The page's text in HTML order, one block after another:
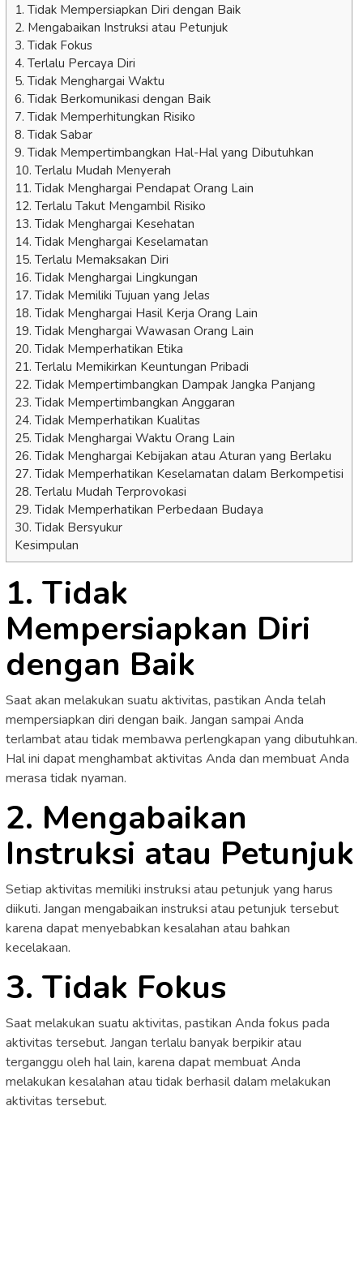
1. Tidak Mempersiapkan Diri dengan Baik
2. Mengabaikan Instruksi atau Petunjuk
3. Tidak Fokus
4. Terlalu Percaya Diri
5. Tidak Menghargai Waktu
6. Tidak Berkomunikasi dengan Baik
7. Tidak Memperhitungkan Risiko
8. Tidak Sabar
9. Tidak Mempertimbangkan Hal-Hal yang Dibutuhkan
10. Terlalu Mudah Menyerah
11. Tidak Menghargai Pendapat Orang Lain
12. Terlalu Takut Mengambil Risiko
13. Tidak Menghargai Kesehatan
14. Tidak Menghargai Keselamatan
15. Terlalu Memaksakan Diri
16. Tidak Menghargai Lingkungan
17. Tidak Memiliki Tujuan yang Jelas
18. Tidak Menghargai Hasil Kerja Orang Lain
19. Tidak Menghargai Wawasan Orang Lain
20. Tidak Memperhatikan Etika
21. Terlalu Memikirkan Keuntungan Pribadi
22. Tidak Mempertimbangkan Dampak Jangka Panjang
23. Tidak Mempertimbangkan Anggaran
24. Tidak Memperhatikan Kualitas
25. Tidak Menghargai Waktu Orang Lain
26. Tidak Menghargai Kebijakan atau Aturan yang Berlaku
27. Tidak Memperhatikan Keselamatan dalam Berkompetisi
28. Terlalu Mudah Terprovokasi
29. Tidak Memperhatikan Perbedaan Budaya
30. Tidak Bersyukur
Kesimpulan
1. Tidak
Mempersiapkan Diri
dengan Baik
Saat akan melakukan suatu aktivitas, pastikan Anda telah
mempersiapkan diri dengan baik. Jangan sampai Anda
terlambat atau tidak membawa perlengkapan yang dibutuhkan.
Hal ini dapat menghambat aktivitas Anda dan membuat Anda
merasa tidak nyaman.
2. Mengabaikan
Instruksi atau Petunjuk
Setiap aktivitas memiliki instruksi atau petunjuk yang harus
diikuti. Jangan mengabaikan instruksi atau petunjuk tersebut
karena dapat menyebabkan kesalahan atau bahkan
kecelakaan.
3. Tidak Fokus
Saat melakukan suatu aktivitas, pastikan Anda fokus pada
aktivitas tersebut. Jangan terlalu banyak berpikir atau
terganggu oleh hal lain, karena dapat membuat Anda
melakukan kesalahan atau tidak berhasil dalam melakukan
aktivitas tersebut.